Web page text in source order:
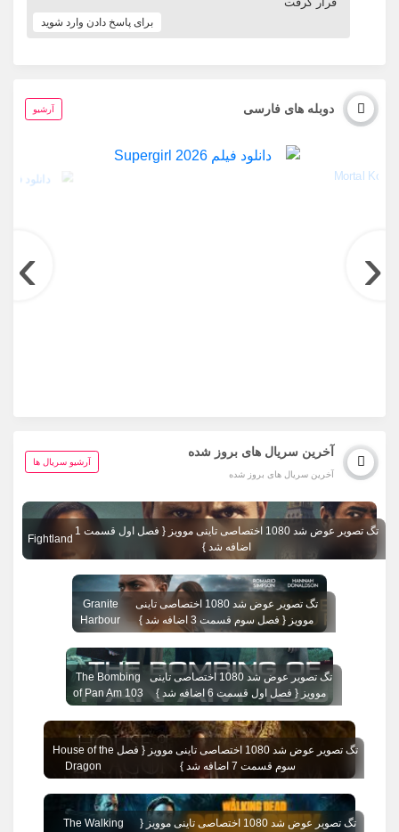
برای پاسخ دادن وارد شوید
دوبله های فارسی آرشیو
‹
›
آخرین سریال های بروز شده
آخرین سریال های بروز شده
آرشیو سریال ها
تگ تصویر عوض شد 1080 اختصاصی تاینی موویز { فصل اول قسمت 1
اضافه شد }
Fightland
تگ تصویر عوض شد 1080 اختصاصی تاینی
موویز { فصل سوم قسمت 3 اضافه شد }
Granite
Harbour
تگ تصویر عوض شد 1080 اختصاصی تاینی
موویز { فصل اول قسمت 6 اضافه شد }
The Bombing
of Pan Am 103
تگ تصویر عوض شد 1080 اختصاصی تاینی موویز { فصل
سوم قسمت 7 اضافه شد }
House of the
Dragon
تگ تصویر عوض شد 1080 اختصاصی تاینی موویز {
The Walking